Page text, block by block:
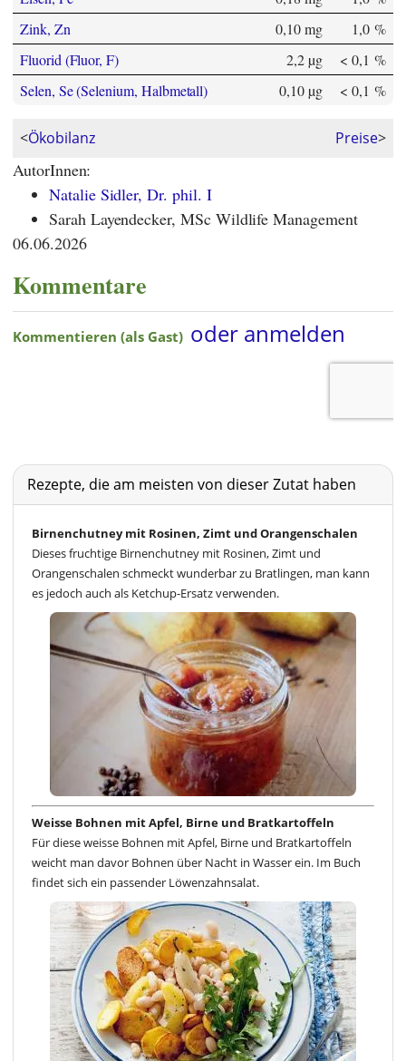
Zink, Zn
0,10 mg
1,0 %
Fluorid (Fluor, F)
2,2 µg
< 0,1 %
Selen, Se (Selenium, Halbmetall)
0,10 µg < 0,1 %
<Ökobilanz Preise>
AutorInnen:
Natalie Sidler, Dr. phil. I
Sarah Layendecker, MSc Wildlife Management
06.06.2026
Kommentare
Rezepte, die am meisten von dieser Zutat haben
Birnenchutney mit Rosinen, Zimt und Orangenschalen
Dieses fruchtige Birnenchutney mit Rosinen, Zimt und
Orangenschalen schmeckt wunderbar zu Bratlingen, man kann
es jedoch auch als Ketchup-Ersatz verwenden.
Weisse Bohnen mit Apfel, Birne und Bratkartoffeln
Für diese weisse Bohnen mit Apfel, Birne und Bratkartoffeln
weicht man davor Bohnen über Nacht in Wasser ein. Im Buch
findet sich ein passender Löwenzahnsalat.